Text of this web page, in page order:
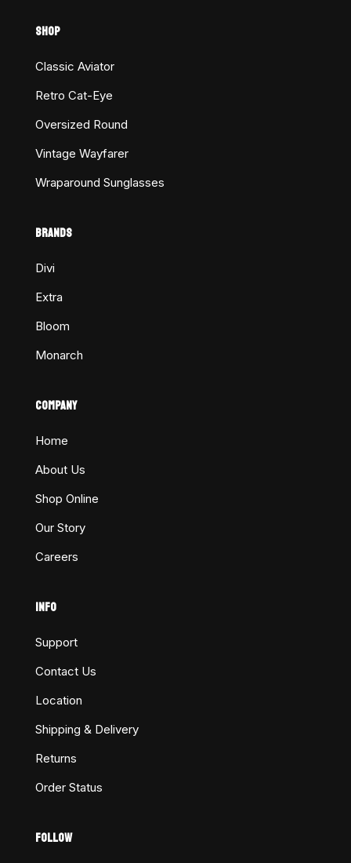
SHOP
Classic Aviator
Retro Cat-Eye
Oversized Round
Vintage Wayfarer
Wraparound Sunglasses
BRANDS
Divi
Extra
Bloom
Monarch
COMPANY
Home
About Us
Shop Online
Our Story
Careers
INFO
Support
Contact Us
Location
Shipping & Delivery
Returns
Order Status
FOLLOW